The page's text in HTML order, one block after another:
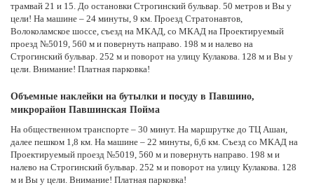
трамвай 21 и 15. До остановки Строгинский бульвар. 50 метров и Вы у
цели! На машине – 24 минуты, 9 км. Проезд Стратонавтов,
Волоколамское шоссе, съезд на МКАД, со МКАД на Проектируемый
проезд №5019, 560 м и повернуть направо. 198 м и налево на
Строгинский бульвар. 252 м и поворот на улицу Кулакова. 128 м и Вы у
цели. Внимание! Платная парковка!
Объемные наклейки на бутылки и посуду в Павшино,
микрорайон Павшинская Пойма
На общественном транспорте – 30 минут. На маршрутке до ТЦ Ашан,
далее пешком 1,8 км. На машине – 22 минуты, 6,6 км. Съезд со МКАД на
Проектируемый проезд №5019, 560 м и повернуть направо. 198 м и
налево на Строгинский бульвар. 252 м и поворот на улицу Кулакова. 128
м и Вы у цели. Внимание! Платная парковка!